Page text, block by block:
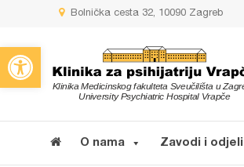
Open toolbar
Bolnička cesta 32, 10090 Zagreb
O nama Zavodi i odjeli